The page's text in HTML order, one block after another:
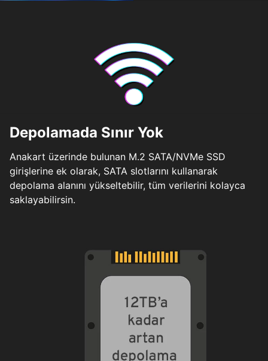
Depolamada Sınır Yok
Anakart üzerinde bulunan M.2 SATA/NVMe SSD
girişlerine ek olarak, SATA slotlarını kullanarak
depolama alanını yükseltebilir, tüm verilerini kolayca
saklayabilirsin.